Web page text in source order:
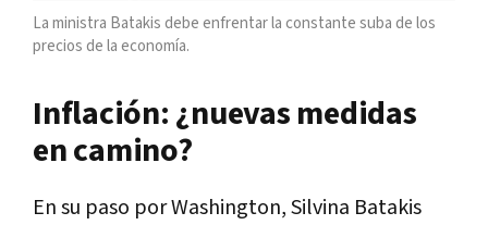
La ministra Batakis debe enfrentar la constante suba de los
precios de la economía.
Inflación: ¿nuevas medidas
en camino?
En su paso por Washington, Silvina Batakis